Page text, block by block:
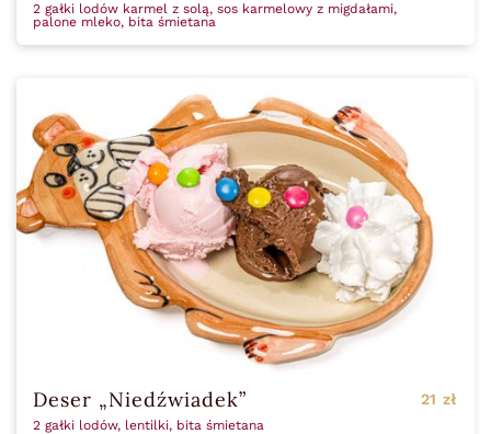
2 gałki lodów karmel z solą, sos karmelowy z migdałami,
palone mleko, bita śmietana
Deser „Niedźwiadek”
2 gałki lodów, lentilki, bita śmietana
21 zł